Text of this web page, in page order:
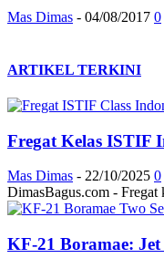
Mas Dimas - 04/08/2017 0
ARTIKEL TERKINI
Fregat Kelas ISTIF
Mas Dimas - 22/10/2025 0
DimasBagus.com - Fregat
KF-21 Boramae: